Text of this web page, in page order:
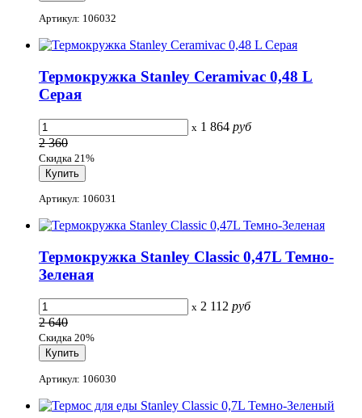
Артикул: 106032
Термокружка Stanley Ceramivac 0,48 L
Серая
x 1 864 руб
2 360
Скидка 21%
Артикул: 106031
Термокружка Stanley Classic 0,47L Темно-
Зеленая
x 2 112 руб
2 640
Скидка 20%
Артикул: 106030